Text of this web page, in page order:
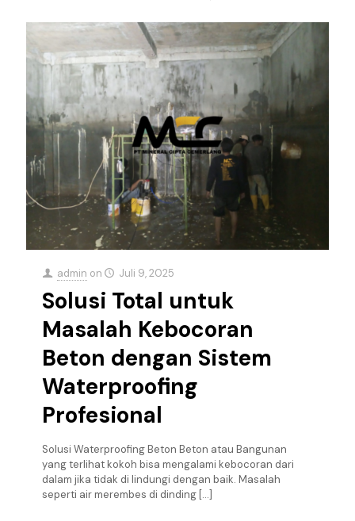
admin on Juli 9, 2025
Solusi Total untuk
Masalah Kebocoran
Beton dengan Sistem
Waterproofing
Profesional
Solusi Waterproofing Beton Beton atau Bangunan
yang terlihat kokoh bisa mengalami kebocoran dari
dalam jika tidak di lindungi dengan baik. Masalah
seperti air merembes di dinding […]